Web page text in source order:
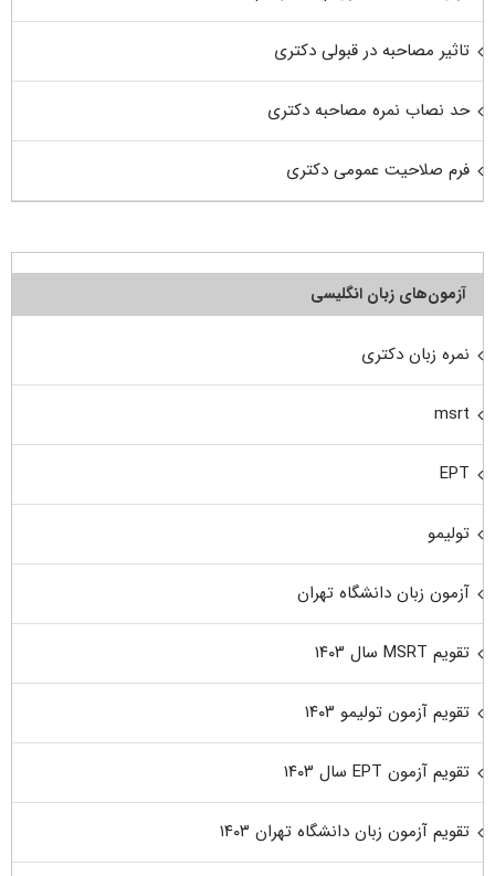
تاثیر مصاحبه در قبولی دکتری
حد نصاب نمره مصاحبه دکتری
فرم صلاحیت عمومی دکتری
آزمون‌های زبان انگلیسی
نمره زبان دکتری
msrt
EPT
تولیمو
آزمون زبان دانشگاه تهران
تقویم MSRT سال ۱۴۰۳
تقویم آزمون تولیمو ۱۴۰۳
تقویم آزمون EPT سال ۱۴۰۳
تقویم آزمون زبان دانشگاه تهران ۱۴۰۳